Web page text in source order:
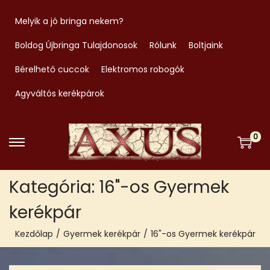
Melyik a jó bringa nekem?
Boldog Újbringa Tulajdonosok
Rólunk
Boltjaink
Bérelhető cuccok
Elektromos robogók
Agyváltós kerékpárok
S
i
o
n
S
i
o
c
0
Kategória: 16"-os Gyermek
kerékpár
Kezdőlap / Gyermek kerékpár / 16"-os Gyermek kerékpár